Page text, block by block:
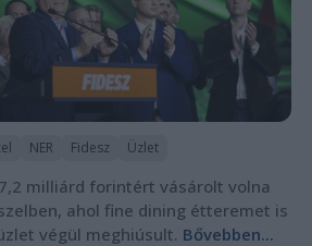
NER Fidesz Üzlet
milliárd forintért vásárolt volna
ahol fine dining étteremet is
végül meghiúsult. Bővebben...